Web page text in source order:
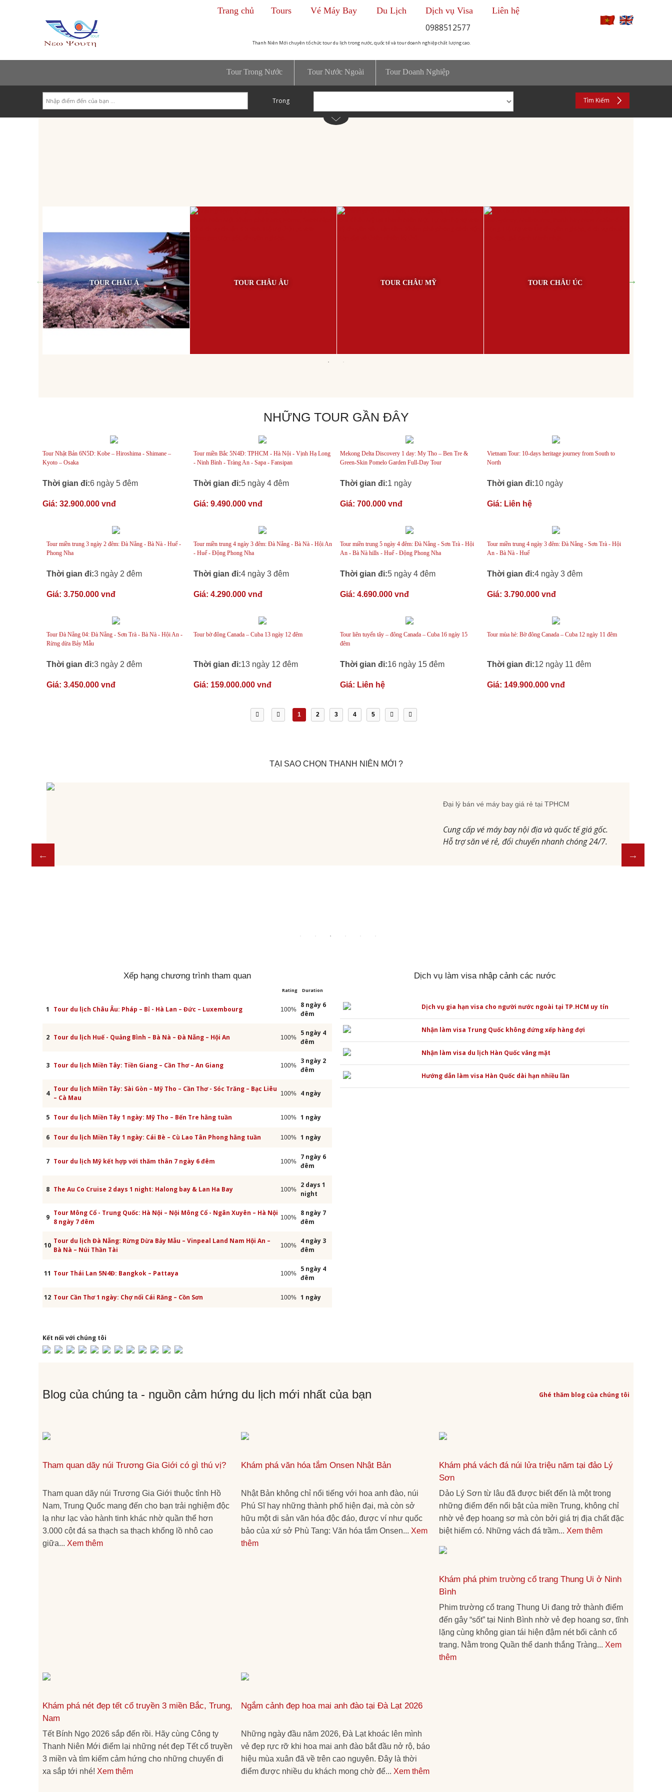
0988512577
Thanh Niên Mới chuyên tổ chức tour du lịch trong nước, quốc tế và tour doanh nghiệp chất lượng cao.
Trang chủ Tours Vé Máy Bay Du Lịch Dịch vụ Visa Liên hệ
Tour Trong Nước Tour Nước Ngoài Tour Doanh Nghiệp
Search
Trong Tìm Kiếm
TOUR CHÂU Á TOUR CHÂU ÂU TOUR CHÂU MỸ TOUR CHÂU ÚC
NHỮNG TOUR GẦN ĐÂY
Tour Nhật Bản 6N5D: Kobe – Hiroshima - Shimane –
Kyoto – Osaka
Thời gian đi:6 ngày 5 đêm
Giá: 32.900.000 vnđ
Tour miền Bắc 5N4Đ: TPHCM - Hà Nội - Vịnh Hạ Long
- Ninh Bình - Tràng An - Sapa - Fansipan
Thời gian đi:5 ngày 4 đêm
Giá: 9.490.000 vnđ
Mekong Delta Discovery 1 day: My Tho – Ben Tre &
Green-Skin Pomelo Garden Full-Day Tour
Thời gian đi:1 ngày
Giá: 700.000 vnđ
Vietnam Tour: 10-days heritage journey from South to
North
Thời gian đi:10 ngày
Giá: Liên hệ
Tour miền trung 3 ngày 2 đêm: Đà Nẵng - Bà Nà - Huế -
Phong Nha
Thời gian đi:3 ngày 2 đêm
Giá: 3.750.000 vnđ
Tour miền trung 4 ngày 3 đêm: Đà Nẵng - Bà Nà - Hội An
- Huế - Động Phong Nha
Thời gian đi:4 ngày 3 đêm
Giá: 4.290.000 vnđ
Tour miền trung 5 ngày 4 đêm: Đà Nẵng - Sơn Trà - Hội
An - Bà Nà hills - Huế - Động Phong Nha
Thời gian đi:5 ngày 4 đêm
Giá: 4.690.000 vnđ
Tour miền trung 4 ngày 3 đêm: Đà Nẵng - Sơn Trà - Hội
An - Bà Nà - Huế
Thời gian đi:4 ngày 3 đêm
Giá: 3.790.000 vnđ
Tour Đà Nẵng 04: Đà Nẵng - Sơn Trà - Bà Nà - Hội An -
Rừng dừa Bảy Mẫu
Thời gian đi:3 ngày 2 đêm
Giá: 3.450.000 vnđ
Tour bờ đông Canada – Cuba 13 ngày 12 đêm
Thời gian đi:13 ngày 12 đêm
Giá: 159.000.000 vnđ
Tour liên tuyến tây – đông Canada – Cuba 16 ngày 15
đêm
Thời gian đi:16 ngày 15 đêm
Giá: Liên hệ
Tour mùa hè: Bờ đông Canada – Cuba 12 ngày 11 đêm
Thời gian đi:12 ngày 11 đêm
Giá: 149.900.000 vnđ
1 2 3 4 5
TẠI SAO CHỌN THANH NIÊN MỚI ?
của bạn.
Đại lý bán vé máy bay giá rẻ tại TPHCM
Cung cấp vé máy bay nội địa và quốc tế giá gốc.
Hỗ trợ săn vé rẻ, đổi chuyến nhanh chóng 24/7.
Xếp hạng chương trình tham quan
Rating Duration
1 Tour du lịch Châu Âu: Pháp – Bỉ - Hà Lan – Đức – Luxembourg 100%
8 ngày 6
đêm
2 Tour du lịch Huế - Quảng Bình – Bà Nà – Đà Nẵng – Hội An 100%
5 ngày 4
đêm
3 Tour du lịch Miền Tây: Tiền Giang – Cần Thơ – An Giang 100%
3 ngày 2
đêm
4
Tour du lịch Miền Tây: Sài Gòn – Mỹ Tho – Cần Thơ - Sóc Trăng – Bạc Liêu
– Cà Mau
100% 4 ngày
5 Tour du lịch Miền Tây 1 ngày: Mỹ Tho – Bến Tre hằng tuần 100% 1 ngày
6 Tour du lịch Miền Tây 1 ngày: Cái Bè – Cù Lao Tân Phong hằng tuần 100% 1 ngày
7 Tour du lịch Mỹ kết hợp với thăm thân 7 ngày 6 đêm 100%
7 ngày 6
đêm
8 The Au Co Cruise 2 days 1 night: Halong bay & Lan Ha Bay 100%
2 days 1
night
9
Tour Mông Cổ - Trung Quốc: Hà Nội – Nội Mông Cổ - Ngân Xuyên – Hà Nội
8 ngày 7 đêm
100%
8 ngày 7
đêm
10
Tour du lịch Đà Nẵng: Rừng Dừa Bảy Mẫu – Vinpeal Land Nam Hội An –
Bà Nà – Núi Thần Tài
100%
4 ngày 3
đêm
11 Tour Thái Lan 5N4Đ: Bangkok – Pattaya 100%
5 ngày 4
đêm
12 Tour Cần Thơ 1 ngày: Chợ nổi Cái Răng – Cồn Sơn 100% 1 ngày
Dịch vụ làm visa nhập cảnh các nước
Dịch vụ gia hạn visa cho người nước ngoài tại TP.HCM uy tín
Nhận làm visa Trung Quốc không đứng xếp hàng đợi
Nhận làm visa du lịch Hàn Quốc vắng mặt
Hướng dẫn làm visa Hàn Quốc dài hạn nhiều lần
Kết nối với chúng tôi
Blog của chúng ta - nguồn cảm hứng du lịch mới nhất của bạn Ghé thăm blog của chúng tôi
Tham quan dãy núi Trương Gia Giới có gì thú vị?
Tham quan dãy núi Trương Gia Giới thuộc tỉnh Hồ
Nam, Trung Quốc mang đến cho bạn trải nghiệm độc
lạ như lạc vào hành tinh khác nhờ quần thể hơn
3.000 cột đá sa thạch sa thạch khổng lồ nhô cao
giữa... Xem thêm
Khám phá văn hóa tắm Onsen Nhật Bản
Nhật Bản không chỉ nổi tiếng với hoa anh đào, núi
Phú Sĩ hay những thành phố hiện đại, mà còn sở
hữu một di sản văn hóa độc đáo, được ví như quốc
bảo của xứ sở Phù Tang: Văn hóa tắm Onsen... Xem
thêm
Khám phá vách đá núi lửa triệu năm tại đảo Lý
Sơn
Dảo Lý Sơn từ lâu đã được biết đến là một trong
những điểm đến nổi bật của miền Trung, không chỉ
nhờ vẻ đẹp hoang sơ mà còn bởi giá trị địa chất đặc
biệt hiếm có. Những vách đá trầm... Xem thêm
Khám phá phim trường cổ trang Thung Ui ở Ninh
Bình
Phim trường cổ trang Thung Ui đang trở thành điểm
đến gây “sốt” tại Ninh Bình nhờ vẻ đẹp hoang sơ, tĩnh
lặng cùng không gian tái hiện đậm nét bối cảnh cổ
trang. Nằm trong Quần thể danh thắng Tràng... Xem
thêm
Khám phá nét đẹp tết cổ truyền 3 miền Bắc, Trung,
Nam
Tết Bính Ngọ 2026 sắp đến rồi. Hãy cùng Công ty
Thanh Niên Mới điểm lại những nét đẹp Tết cổ truyền
3 miền và tìm kiếm cảm hứng cho những chuyến đi
xa sắp tới nhé! Xem thêm
Ngắm cảnh đẹp hoa mai anh đào tại Đà Lạt 2026
Những ngày đầu năm 2026, Đà Lạt khoác lên mình
vẻ đẹp rực rỡ khi hoa mai anh đào bắt đầu nở rộ, báo
hiệu mùa xuân đã về trên cao nguyên. Đây là thời
điểm được nhiều du khách mong chờ để... Xem thêm